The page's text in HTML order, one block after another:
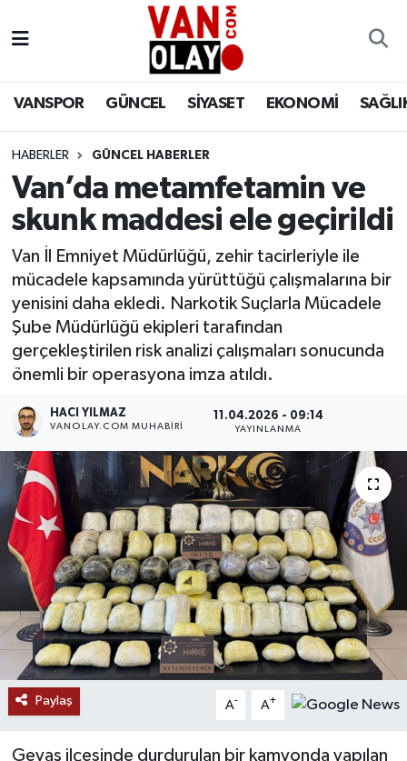
VANSPOR GÜNCEL SİYASET EKONOMİ
HABERLER GÜNCEL HABERLER
Van’da metamfetamin ve
skunk maddesi ele geçirildi
Van İl Emniyet Müdürlüğü, zehir tacirleriyle ile
mücadele kapsamında yürüttüğü çalışmalarına bir
yenisini daha ekledi. Narkotik Suçlarla Mücadele
Şube Müdürlüğü ekipleri tarafından
gerçekleştirilen risk analizi çalışmaları sonucunda
önemli bir operasyona imza atıldı.
HACI YILMAZ
VANOLAY.COM MUHABIRI
11.04.2026 - 09:14
YAYINLANMA
Paylaş A- A+
Gevaş ilçesinde durdurulan bir kamyonda yapılan
Siyaset
Ekonomi
Sağlık
Eğitim
Bilim & Teknoloji
Van Nöbetçi Eczaneler
Van Namaz Vakitleri
Van Trafik Yoğunluk Haritası
Süper Lig Puan Durumu ve Fikstür
Tüm Manşetler
Son Dakika Haberleri